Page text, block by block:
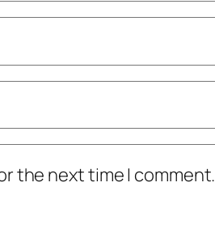
the next time I comment.